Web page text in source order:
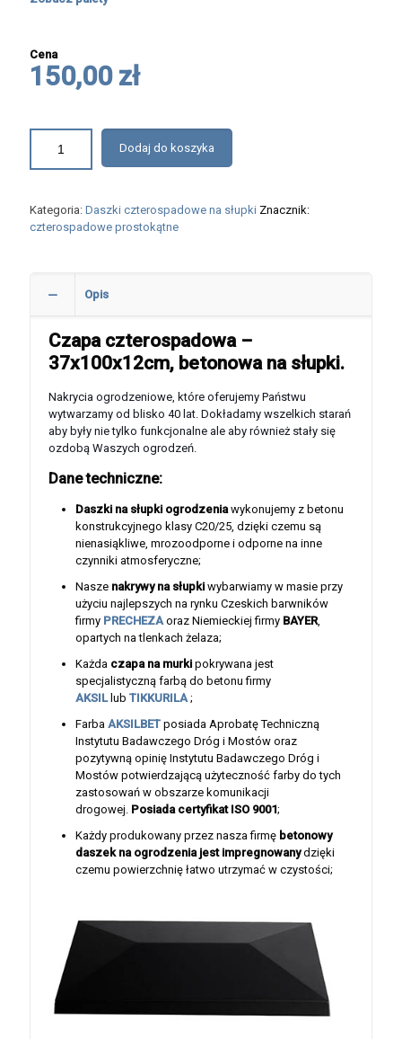
Cena
150,00 zł
Dodaj do koszyka
Kategoria: Daszki czterospadowe na słupki Znacznik:
czterospadowe prostokątne
Opis
Czapa czterospadowa –
37x100x12cm, betonowa na słupki.
Nakrycia ogrodzeniowe, które oferujemy Państwu
wytwarzamy od blisko 40 lat. Dokładamy wszelkich starań
aby były nie tylko funkcjonalne ale aby również stały się
ozdobą Waszych ogrodzeń.
Dane techniczne:
Daszki na słupki ogrodzeniawykonujemy z betonu
konstrukcyjnego klasy C20/25, dzięki czemu są
nienasiąkliwe, mrozoodporne i odporne na inne
czynniki atmosferyczne;
Nasze nakrywy na słupki wybarwiamy w masie przy
użyciu najlepszych na rynku Czeskich barwników
firmy PRECHEZA oraz Niemieckiej firmy BAYER,
opartych na tlenkach żelaza;
Każda czapa na murki pokrywana jest
specjalistyczną farbą do betonu firmy
AKSIL lub TIKKURILA;
Farba AKSILBET posiada Aprobatę Techniczną
Instytutu Badawczego Dróg i Mostów oraz
pozytywną opinię Instytutu Badawczego Dróg i
Mostów potwierdzającą użyteczność farby do tych
zastosowań w obszarze komunikacji
drogowej. Posiada certyfikat ISO 9001;
Każdy produkowany przez nasza firmę betonowy
daszek na ogrodzenia jest impregnowanydzięki
czemu powierzchnię łatwo utrzymać w czystości;